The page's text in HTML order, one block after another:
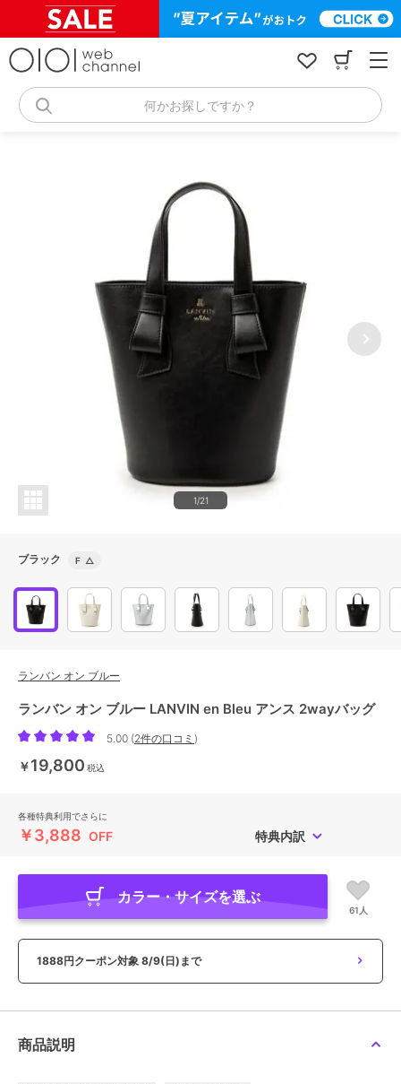
何かお探しですか？
1/21
ブラック F △
ランバン オン ブルー
ランバン オン ブルー LANVIN en Bleu アンス 2wayバッグ
5.00 (2件の口コミ )
￥19,800 税込
各種特典利用でさらに
￥3,888 OFF 特典内訳
カラー・サイズを選ぶ
61人
1888円クーポン対象 8/9(日)まで
商品説明